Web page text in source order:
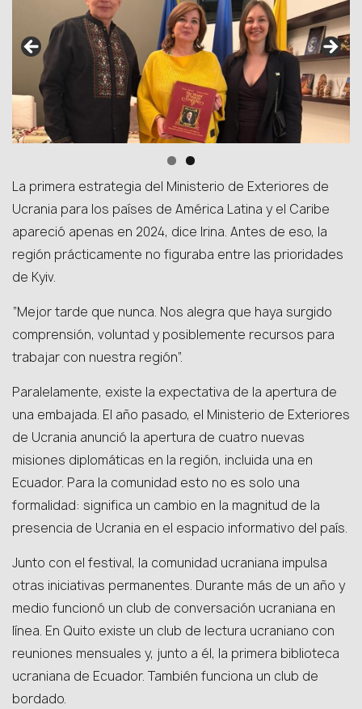
La primera estrategia del Ministerio de Exteriores de
Ucrania para los países de América Latina y el Caribe
apareció apenas en 2024, dice Irina. Antes de eso, la
región prácticamente no figuraba entre las prioridades
de Kyiv.
“Mejor tarde que nunca. Nos alegra que haya surgido
comprensión, voluntad y posiblemente recursos para
trabajar con nuestra región”.
Paralelamente, existe la expectativa de la apertura de
una embajada. El año pasado, el Ministerio de Exteriores
de Ucrania anunció la apertura de cuatro nuevas
misiones diplomáticas en la región, incluida una en
Ecuador. Para la comunidad esto no es solo una
formalidad: significa un cambio en la magnitud de la
presencia de Ucrania en el espacio informativo del país.
Junto con el festival, la comunidad ucraniana impulsa
otras iniciativas permanentes. Durante más de un año y
medio funcionó un club de conversación ucraniana en
línea. En Quito existe un club de lectura ucraniano con
reuniones mensuales y, junto a él, la primera biblioteca
ucraniana de Ecuador. También funciona un club de
bordado.